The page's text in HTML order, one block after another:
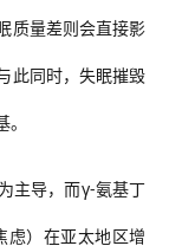
质量差则会直接影
此同时，失眠摧毁
主导，而γ-氨基丁
虑）在亚太地区增